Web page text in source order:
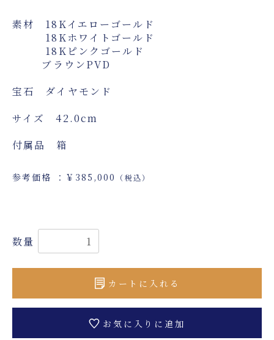
素材 18Kイエローゴールド
18Kホワイトゴールド
18Kピンクゴールド
ブラウンPVD
宝石 ダイヤモンド
サイズ 42.0cm
付属品 箱
参考価格 ：￥385,000 （税込）
数量
カートに入れる
お気に入りに追加